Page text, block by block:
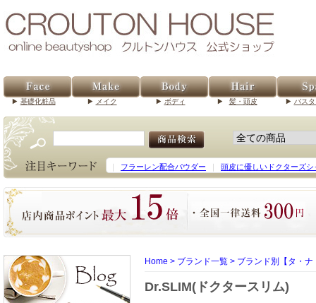
基礎化粧品 メイク ボディ 髪・頭皮 バス
フラーレン配合パウダー 頭皮に優しいドクターズシ
Home > ブランド一覧 > ブランド別【タ・ナ
Dr.SLIM(ドクタースリム)